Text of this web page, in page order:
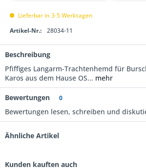
Lieferbar in 3-5 Werktagen
Artikel-Nr.:
28034-11
Beschreibung
Pfiffiges Langarm-Trachtenhemd für
Karos aus dem Hause OS... mehr
Bewertungen 0
Bewertungen lesen, schreiben und
Ähnliche Artikel
Kunden kauften auch